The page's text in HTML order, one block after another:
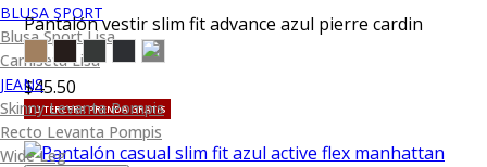
BLUSA SPORT
Blusa Sport Lisa
Camiseta Lisa
JEANS
Skinny Levanta Pompis
Recto Levanta Pompis
Wide Leg
Pantalón vestir slim fit advance azul pierre cardin
$45.50
TU TERCERA PRENDA GRATIS